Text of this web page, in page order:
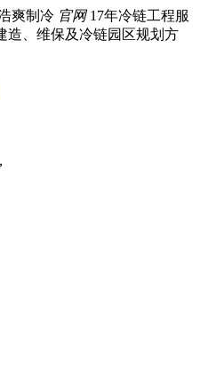
爽制冷 官网 17年冷链工程服
造、维保及冷链园区规划方